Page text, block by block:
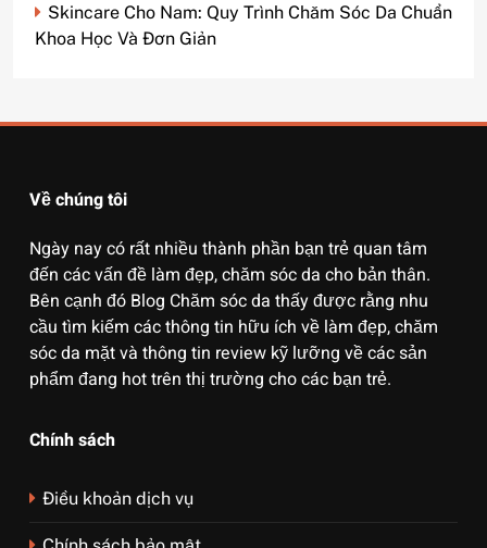
Skincare Cho Nam: Quy Trình Chăm Sóc Da Chuẩn
Khoa Học Và Đơn Giản
Về chúng tôi
Ngày nay có rất nhiều thành phần bạn trẻ quan tâm
đến các vấn đề làm đẹp, chăm sóc da cho bản thân.
Bên cạnh đó Blog Chăm sóc da thấy được rằng nhu
cầu tìm kiếm các thông tin hữu ích về làm đẹp, chăm
sóc da mặt và thông tin review kỹ lưỡng về các sản
phẩm đang hot trên thị trường cho các bạn trẻ.
Chính sách
Điều khoản dịch vụ